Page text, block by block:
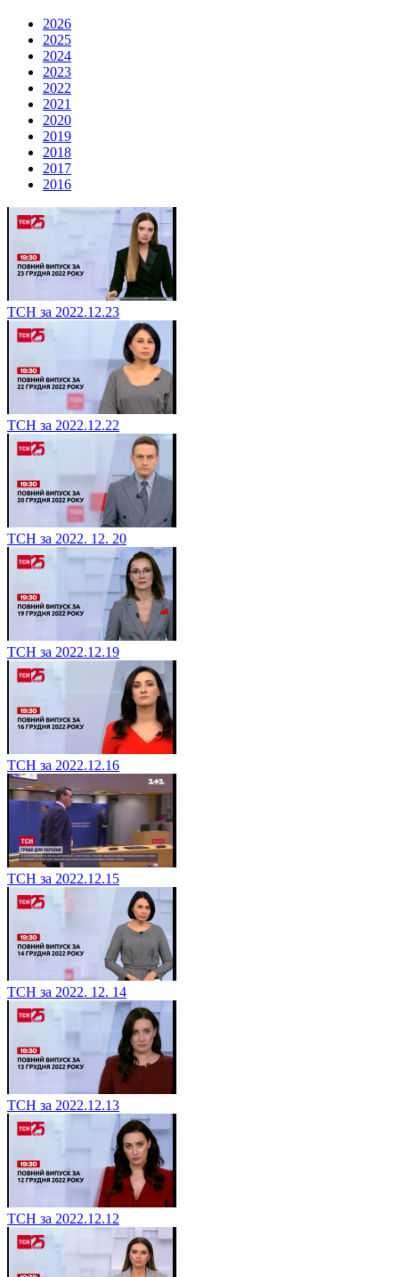
2026
2025
2024
2023
2022
2021
2020
2019
2018
2017
2016
ТСН за 2022.12.23
ТСН за 2022.12.22
ТСН за 2022. 12. 20
ТСН за 2022.12.19
ТСН за 2022.12.16
ТСН за 2022.12.15
ТСН за 2022. 12. 14
ТСН за 2022.12.13
ТСН за 2022.12.12